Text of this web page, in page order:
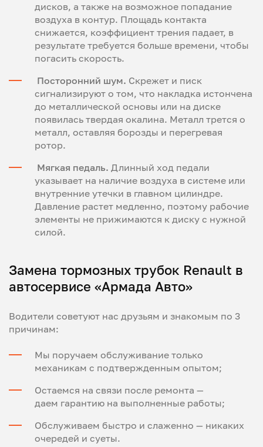
дисков, а также на возможное попадание
воздуха в контур. Площадь контакта
снижается, коэффициент трения падает, в
результате требуется больше времени, чтобы
погасить скорость.
Посторонний шум. Скрежет и писк
сигнализируют о том, что накладка истончена
до металлической основы или на диске
появилась твердая окалина. Металл трется о
металл, оставляя борозды и перегревая
ротор.
Мягкая педаль. Длинный ход педали
указывает на наличие воздуха в системе или
внутренние утечки в главном цилиндре.
Давление растет медленно, поэтому рабочие
элементы не прижимаются к диску с нужной
силой.
Замена тормозных трубок Renault в
автосервисе «Армада Авто»
Водители советуют нас друзьям и знакомым по 3
причинам:
Мы поручаем обслуживание только
механикам с подтвержденным опытом;
Остаемся на связи после ремонта —
даем гарантию на выполненные работы;
Обслуживаем быстро и слаженно — никаких
очередей и суеты.